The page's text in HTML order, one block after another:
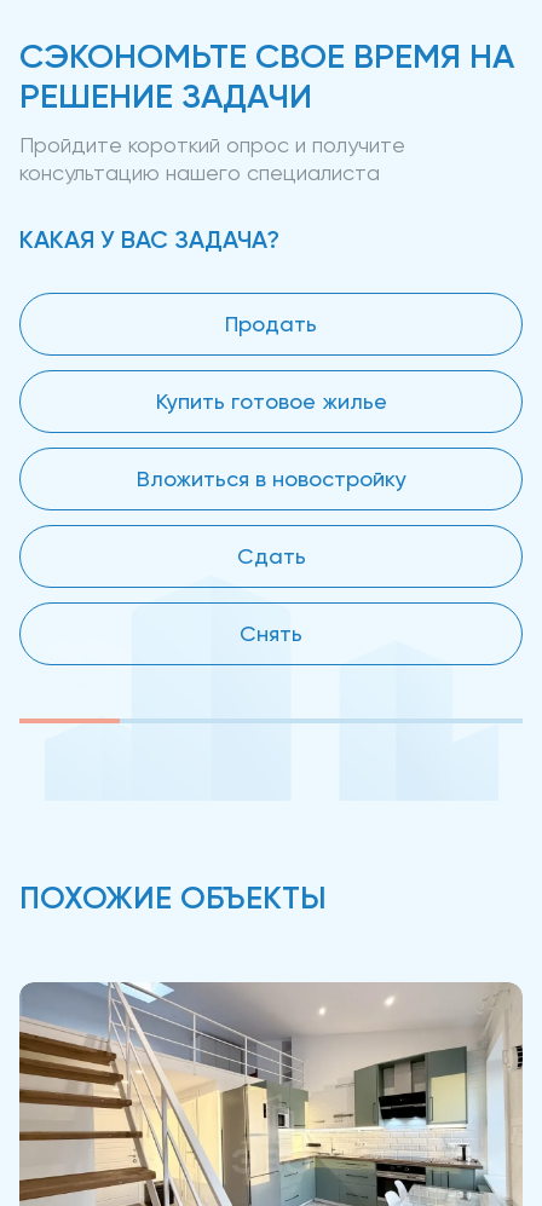
СЭКОНОМЬТЕ СВОЕ ВРЕМЯ НА
РЕШЕНИЕ ЗАДАЧИ
Пройдите короткий опрос и получите
консультацию нашего специалиста
КАКАЯ У ВАС ЗАДАЧА?
Продать
Купить готовое жилье
Вложиться в новостройку
Сдать
Снять
ПОХОЖИЕ ОБЪЕКТЫ